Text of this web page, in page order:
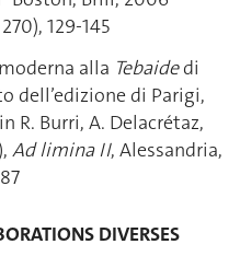
129-145
alla Tebaidedi
dell’edizione di Parigi,
R. Burri, A. Delacrétaz,
Ad limina II, Alessandria,
DIVERSES